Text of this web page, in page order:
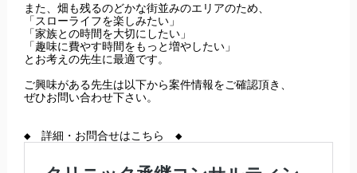
また、畑も残るのどかな街並みのエリアのため、
「スローライフを楽しみたい」
「家族との時間を大切にしたい」
「趣味に費やす時間をもっと増やしたい」
とお考えの先生に最適です。
ご興味がある先生は以下から案件情報をご確認頂き、
ぜひお問い合わせ下さい。
◆　詳細・お問合せはこちら　◆